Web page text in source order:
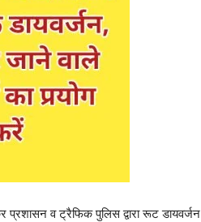
व ट्रैफिक पुलिस द्वारा रूट डायवर्जन